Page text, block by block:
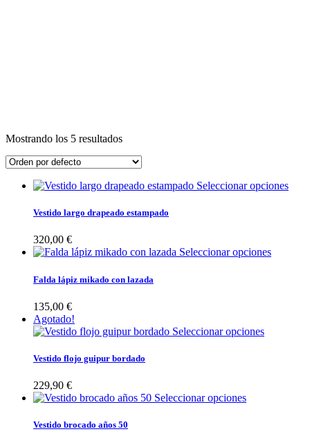
Mostrando los 5 resultados
Seleccionar opciones
Vestido largo drapeado estampado
320,00 €
Seleccionar opciones
Falda lápiz mikado con lazada
135,00 €
Agotado!
Seleccionar opciones
Vestido flojo guipur bordado
229,90 €
Seleccionar opciones
Vestido brocado años 50